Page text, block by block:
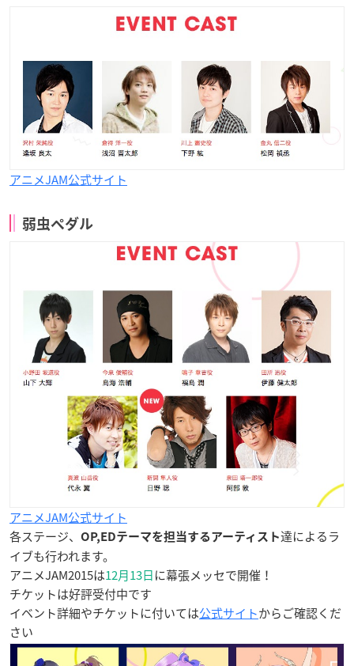
アニメJAM公式サイト
弱虫ペダル
アニメJAM公式サイト
各ステージ、
OP,EDテーマを担当するアーティスト達によるラ
イブも行われます。
アニメJAM2015は12月13日に幕張メッセで開催！
チケットは好評受付中です
イベント詳細やチケットに付いては公式サイトからご確認くだ
さい